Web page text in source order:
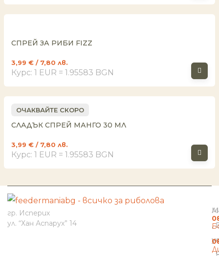
СПРЕЙ ЗА РИБИ FIZZ
3,99 € / 7,80 лв.
Курс: 1 EUR = 1.95583 BGN
ОЧАКВАЙТЕ СКОРО
СЛАДЪК СПРЕЙ МАНГО 30 МЛ
3,99 € / 7,80 лв.
Курс: 1 EUR = 1.95583 BGN
гр. Исперих
ул. “Хан Аспарух” 14